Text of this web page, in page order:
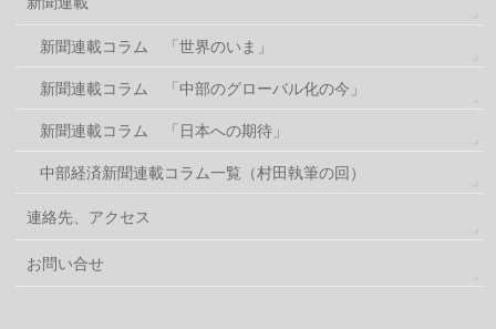
新聞連載コラム 「世界のいま」
新聞連載コラム 「中部のグローバル化の今」
新聞連載コラム 「日本への期待」
中部経済新聞連載コラム一覧（村田執筆の回）
連絡先、アクセス
お問い合せ